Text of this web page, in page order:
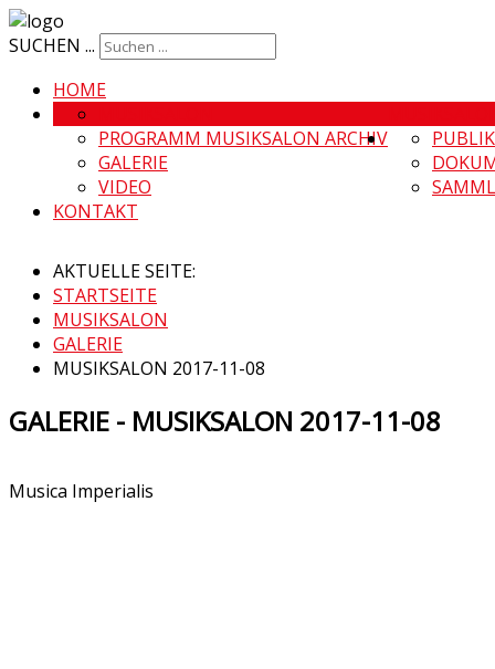
SUCHEN ...
HOME
PROGRAMM MUSIKSALON ARCHIV
GALERIE
VIDEO
KONTAKT
AKTUELLE SEITE:
STARTSEITE
MUSIKSALON
GALERIE
MUSIKSALON 2017-11-08
GALERIE - MUSIKSALON 2017-11-08
Musica Imperialis